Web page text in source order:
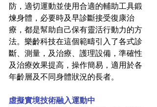
防，適切運動並使用合適的輔助工具鍛
煉身體，必要時及早診斷接受復康治
療，都是幫助自己保有靈活行動力的方
法。樂齡科技在這個範疇引入了各式診
斷、測量，及治療、護理設備，準確性
及治療效果提高，操作簡易，適用於各
年齡層及不同身體狀況的長者。
虛擬實境技術融入運動中